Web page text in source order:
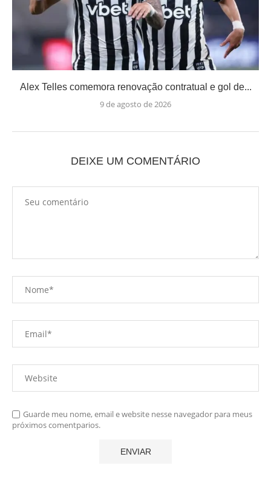
Alex Telles comemora renovação contratual e gol de...
9 de agosto de 2026
DEIXE UM COMENTÁRIO
Guarde meu nome, email e website nesse navegador para meus
próximos comentparios.